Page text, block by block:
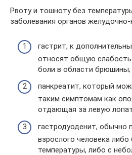
Рвоту и тошноту без
заболевания органов
гастрит, к
относят общую слабость
боли в области брюшины;
панкреатит, который
таким симптомам как
отдающая за левую
гастродуоденит, обычно
взрослого человека
температуры, либо с